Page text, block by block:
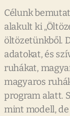
Célunk
alakult ki
öltözetünkből.
adatokat, és
ruhákat,
magyaros
program alatt.
mint modell,